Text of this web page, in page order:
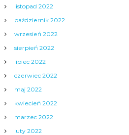
listopad 2022
październik 2022
wrzesień 2022
sierpień 2022
lipiec 2022
czerwiec 2022
maj 2022
kwiecień 2022
marzec 2022
luty 2022